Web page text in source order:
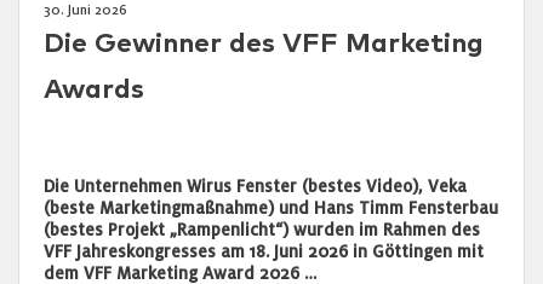
30. Juni 2026
Die Gewinner des VFF Marketing
Awards
Die Unternehmen Wirus Fenster (bestes Video), Veka
(beste Marketingmaßnahme) und Hans Timm Fensterbau
(bestes Projekt „Rampenlicht“) wurden im Rahmen des
VFF Jahreskongresses am 18. Juni 2026 in Göttingen mit
dem VFF Marketing Award 2026 …